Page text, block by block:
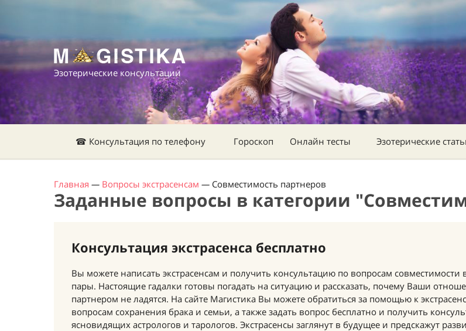
Эзотерические консультации
☎ Консультация по телефону Гороскоп Онлайн тесты Эзотерические
Главная — Вопросы экстрасенсам — Совместимость партнеров
Заданные вопросы в категории
Консультация экстрасенса бесплатно
Вы можете написать экстрасенсам и получить консультацию по вопросам совместимости
пары. Настоящие гадалки готовы погадать на ситуацию и рассказать, почему Ваши
партнером не ладятся. На сайте Магистика Вы можете обратиться за помощью к
вопросам сохранения брака и семьи, а также задать вопрос бесплатно и получить
ясновидящих астрологов и тарологов. Экстрасенсы заглянут в будущее и предскажут